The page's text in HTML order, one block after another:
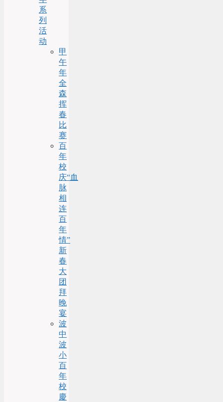
系
列
活
动
甲
午
年
全
森
挥
春
比
赛
百
年
校
庆“血
脉
相
连
百
年
情”
新
春
大
团
拜
晚
宴
波
中
波
小
百
年
校
慶